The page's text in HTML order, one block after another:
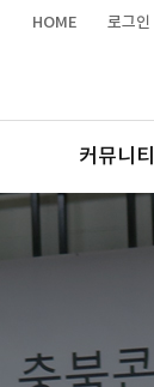
HOME 로그인
커뮤니티